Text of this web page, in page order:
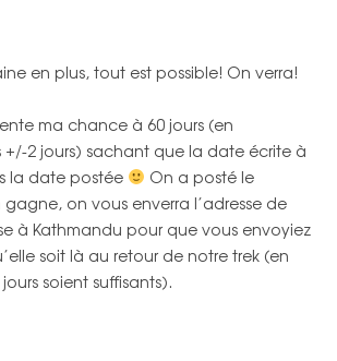
en plus, tout est possible! On verra!
ma chance à 60 jours (en
+/-2 jours) sachant que la date écrite à
la date postée
On a posté le
gagne, on vous enverra l’adresse de
à Kathmandu pour que vous envoyiez
soit là au retour de notre trek (en
soient suffisants).